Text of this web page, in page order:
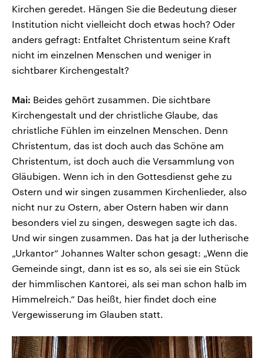
Kirchen geredet. Hängen Sie die Bedeutung dieser
Institution nicht vielleicht doch etwas hoch? Oder
anders gefragt: Entfaltet Christentum seine Kraft
nicht im einzelnen Menschen und weniger in
sichtbarer Kirchengestalt?
Mai: Beides gehört zusammen. Die sichtbare
Kirchengestalt und der christliche Glaube, das
christliche Fühlen im einzelnen Menschen. Denn
Christentum, das ist doch auch das Schöne am
Christentum, ist doch auch die Versammlung von
Gläubigen. Wenn ich in den Gottesdienst gehe zu
Ostern und wir singen zusammen Kirchenlieder, also
nicht nur zu Ostern, aber Ostern haben wir dann
besonders viel zu singen, deswegen sagte ich das.
Und wir singen zusammen. Das hat ja der lutherische
„Urkantor“ Johannes Walter schon gesagt: „Wenn die
Gemeinde singt, dann ist es so, als sei sie ein Stück
der himmlischen Kantorei, als sei man schon halb im
Himmelreich.“ Das heißt, hier findet doch eine
Vergewisserung im Glauben statt.